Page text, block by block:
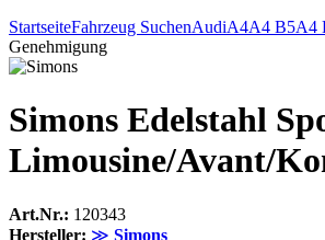
StartseiteFahrzeug SuchenAudiA4A4 B5A4
Genehmigung
Simons Edelstahl
Limousine/Avant/
Art.Nr.: 120343
Hersteller: ≫ Simons